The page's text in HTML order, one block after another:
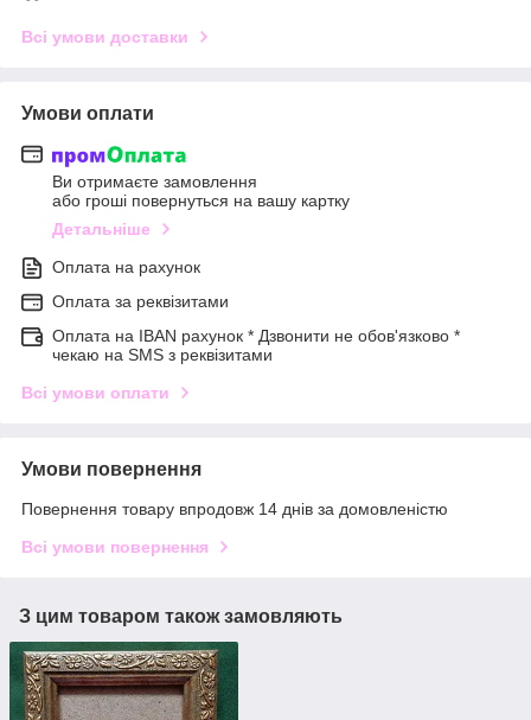
Всі умови доставки
Умови оплати
Ви отримаєте замовлення
або гроші повернуться на вашу картку
Детальніше
Оплата на рахунок
Оплата за реквізитами
Оплата на IBAN рахунок * Дзвонити не обов'язково *
чекаю на SMS з реквізитами
Всі умови оплати
Умови повернення
Повернення товару впродовж 14 днів за домовленістю
Всі умови повернення
З цим товаром також замовляють